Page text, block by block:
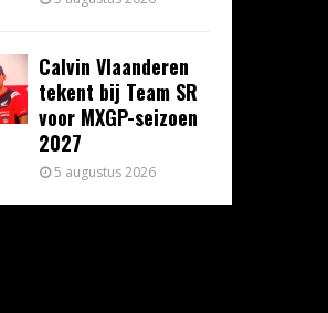
Calvin Vlaanderen
tekent bij Team SR
voor MXGP-seizoen
2027
5 augustus 2026